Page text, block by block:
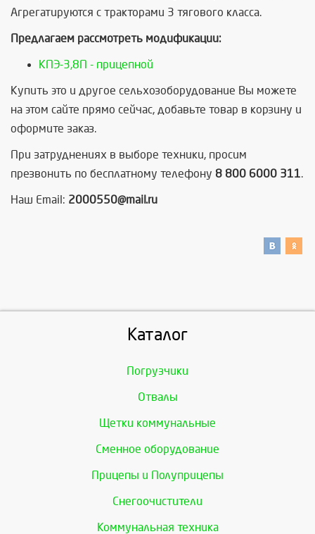
Агрегатируются с тракторами 3 тягового класса.
Предлагаем рассмотреть модификации:
КПЭ-3,8П - прицепной
Купить это и другое сельхозоборудование Вы можете
на этом сайте прямо сейчас, добавьте товар в корзину и
оформите заказ.
При затруднениях в выборе техники, просим
презвонить по бесплатному телефону 8 800 6000 311.
Наш Email: 2000550@mail.ru
Каталог
Погрузчики
Отвалы
Щетки коммунальные
Сменное оборудование
Прицепы и Полуприцепы
Снегоочистители
Коммунальная техника